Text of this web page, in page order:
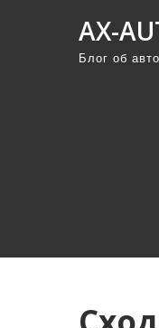
AX-
Блог об